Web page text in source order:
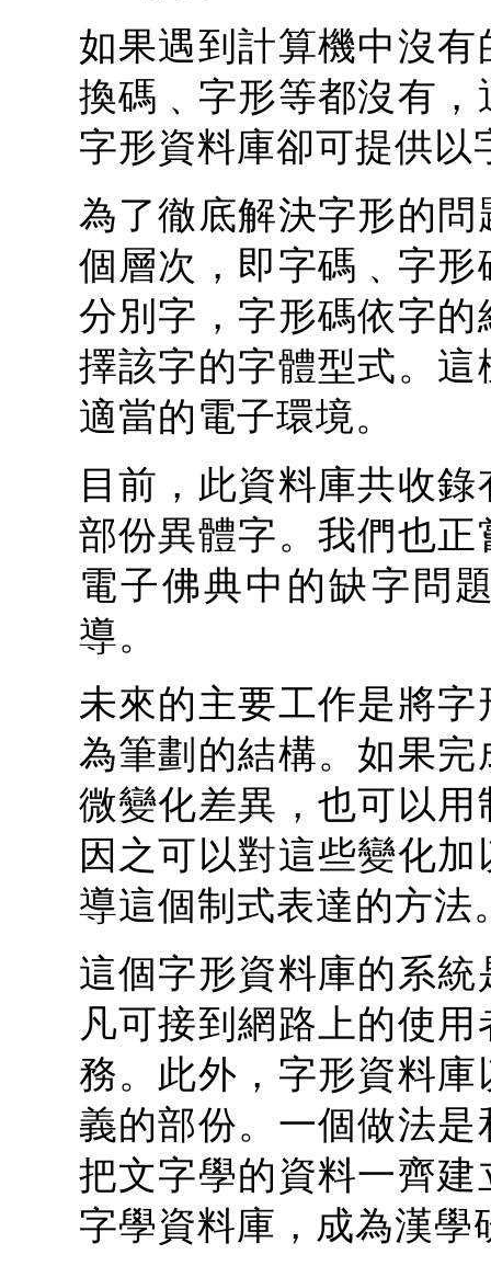
如果遇到計算機中沒
換碼﹑字形等都沒有
字形資料庫卻可提供以
為了徹底解決字形的
個層次，即字碼﹑字
分別字，字形碼依字
擇該字的字體型式。
適當的電子環境。
目前，此資料庫共收
部份異體字。我們也
電子佛典中的缺字問
導。
未來的主要工作是將
為筆劃的結構。如果
微變化差異，也可以
因之可以對這些變化
導這個制式表達的方法
這個字形資料庫的系
凡可接到網路上的使
務。此外，字形資料
義的部份。一個做法
把文字學的資料一齊
字學資料庫，成為漢學